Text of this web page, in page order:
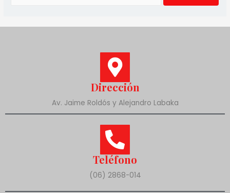
Dirección
Av. Jaime Roldós y Alejandro Labaka
Teléfono
(06) 2868-014